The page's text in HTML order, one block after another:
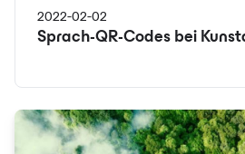
2022-02-02
Sprach-QR-Codes bei